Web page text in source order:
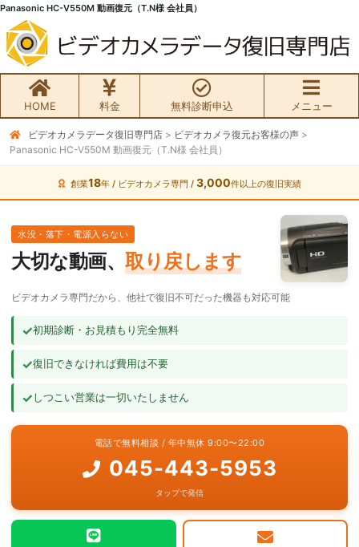
Panasonic HC-V550M 動画復元（T.N様 会社員）
HOME 料金 無料診断申込 メニュー
無料初期診断お申込み
ビデオカメラ データ復旧HOME
料金・メニュー
サービスの流れ
よくあるご質問
ビデオカメラデータ復旧専門店 > ビデオカメラ復元お客様の声 >
Panasonic HC-V550M 動画復元（T.N様 会社員）
創業18年 / ビデオカメラ専門 / 3,000件以上の復旧実績
水没・落下・電源入らない
大切な動画、 取り戻します
ビデオカメラ専門だから、他社で復旧不可だった機器も対応可能
✓初期診断・お見積もり完全無料
✓復旧できなければ費用は不要
✓しつこい営業は一切いたしません
電話で無料相談 / 年中無休 9:00〜22:00
045-443-5953
タップで発信